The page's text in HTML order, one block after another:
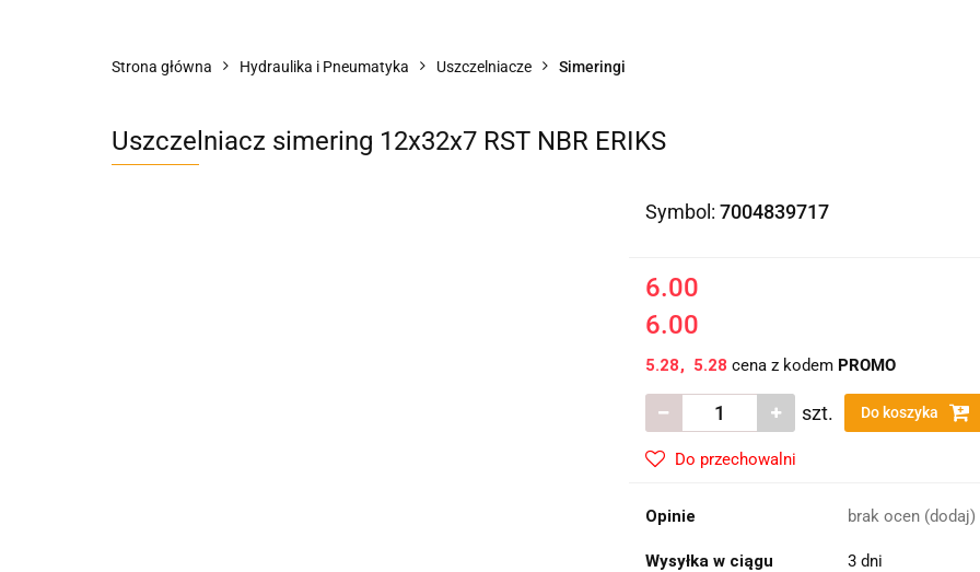
Strona główna Hydraulika i Pneumatyka Uszczelniacze Simeringi
Uszczelniacz simering 12x32x7 RST NBR ERIKS
Symbol: 7004839717
6.00
6.00
5.28 5.28 cena z kodem PROMO
szt. Do koszyka
Do przechowalni
Opinie brak ocen (dodaj)
Wysyłka w ciągu 3 dni